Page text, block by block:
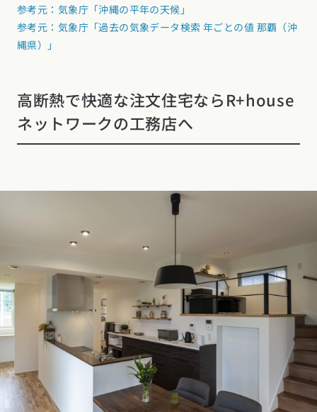
参考元：気象庁「沖縄の平年の天候」
参考元：気象庁「過去の気象データ検索 年ごとの値 那覇（沖
縄県）」
高断熱で快適な注文住宅ならR+house
ネットワークの工務店へ